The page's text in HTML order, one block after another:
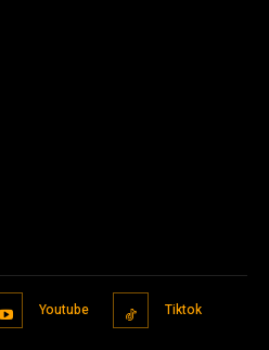
Youtube Tiktok